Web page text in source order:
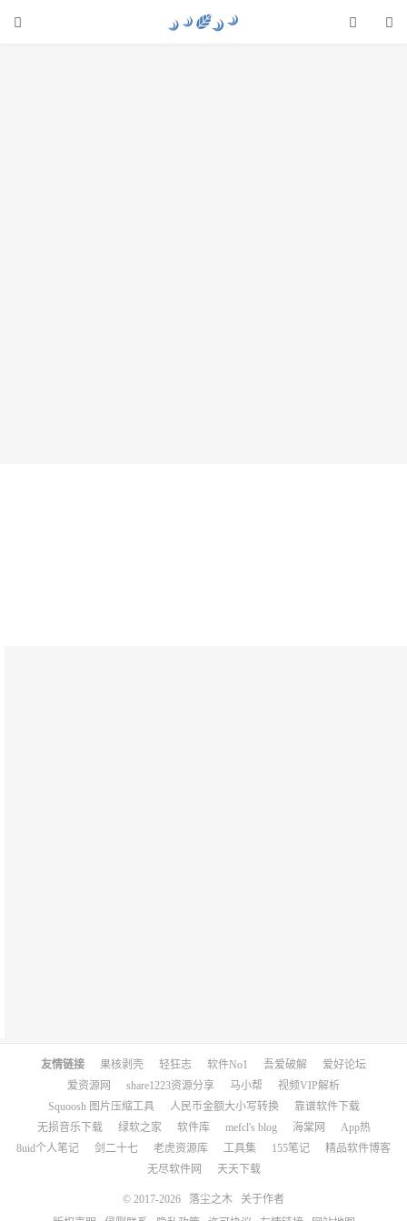
友情链接 果核剥壳 轻狂志 软件No1 吾爱破解
爱好论坛
爱资源网
share1223资源分享 马小帮
视频VIP解析
Squoosh 图片压缩工具
人民币金额大小写转换
靠谱软件下载
无损音乐下载
绿软之家 软件库 mefcl's blog 海棠网
App热
8uid个人笔记
剑二十七 老虎资源库 工具集 155笔记
精品软件博客
无尽软件网
天天下载
© 2017-2026 落尘之木
关于作者